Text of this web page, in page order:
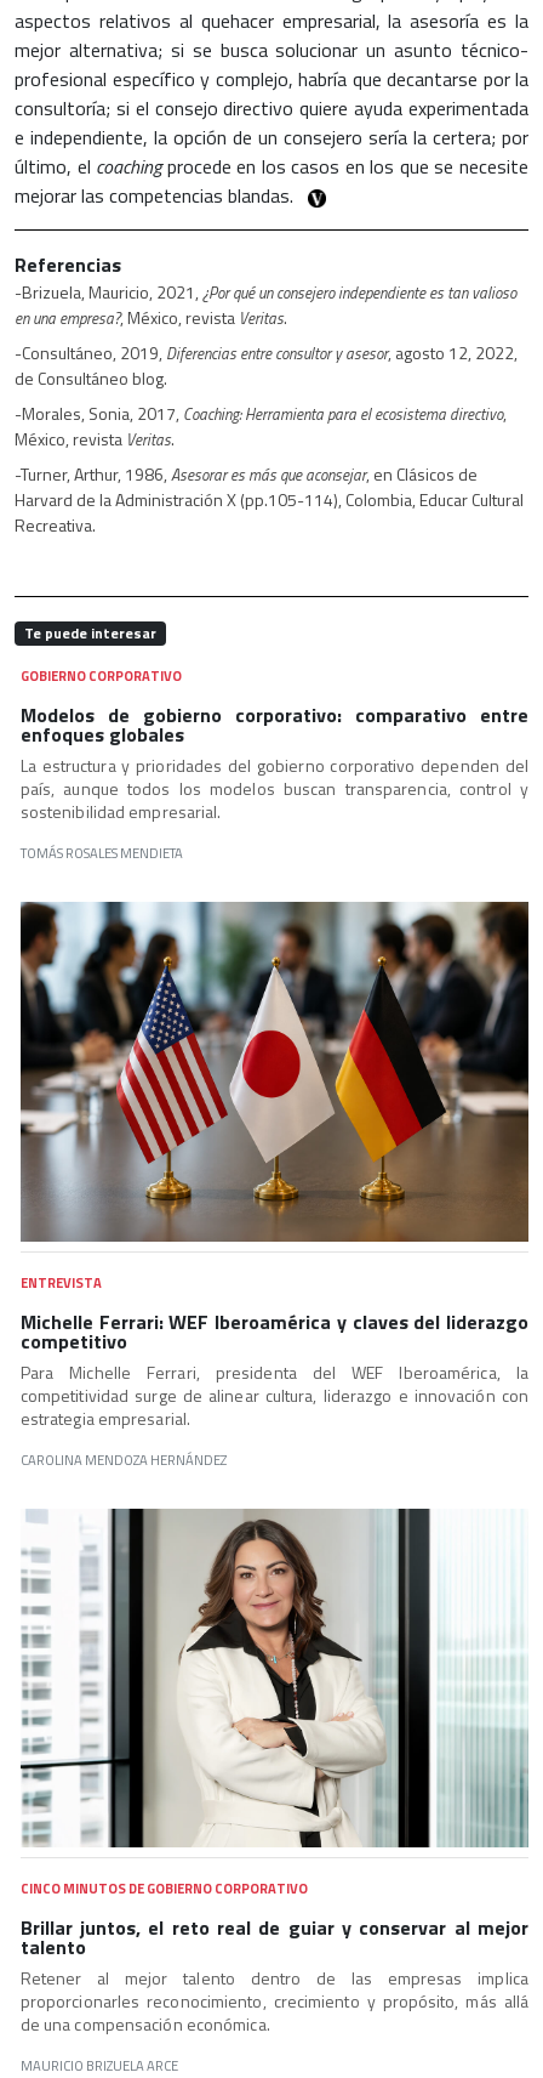
aspectos relativos al quehacer empresarial, la asesoría es la
mejor alternativa; si se busca solucionar un asunto técnico-
profesional específico y complejo, habría que decantarse por la
consultoría; si el consejo directivo quiere ayuda experimentada
e independiente, la opción de un consejero sería la certera; por
último, el coachingprocede en los casos en los que se necesite
mejorar las competencias blandas.
Referencias
-Brizuela, Mauricio, 2021,¿Por qué un consejero independiente es tan valioso
en una empresa?, México, revista Veritas.
-Consultáneo, 2019, Diferencias entre consultor y asesor, agosto 12, 2022,
de Consultáneo blog.
-Morales, Sonia, 2017, Coaching: Herramienta para el ecosistema directivo,
México, revista Veritas.
-Turner, Arthur, 1986,Asesorar es más que aconsejar, en Clásicos de
Harvard de la Administración X (pp.105-114), Colombia, Educar Cultural
Recreativa.
Te puede interesar
GOBIERNO CORPORATIVO
Modelos de gobierno corporativo: comparativo entre
enfoques globales
La estructura y prioridades del gobierno corporativo dependen del
país, aunque todos los modelos buscan transparencia, control y
sostenibilidad empresarial.
TOMÁS ROSALES MENDIETA
ENTREVISTA
Michelle Ferrari: WEF Iberoamérica y claves del liderazgo
competitivo
Para Michelle Ferrari, presidenta del WEF Iberoamérica, la
competitividad surge de alinear cultura, liderazgo e innovación con
estrategia empresarial.
CAROLINA MENDOZA HERNÁNDEZ
CINCO MINUTOS DE GOBIERNO CORPORATIVO
Brillar juntos, el reto real de guiar y conservar al mejor
talento
Retener al mejor talento dentro de las empresas implica
proporcionarles reconocimiento, crecimiento y propósito, más allá
de una compensación económica.
MAURICIO BRIZUELA ARCE